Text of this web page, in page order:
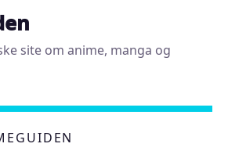
site om anime, manga og